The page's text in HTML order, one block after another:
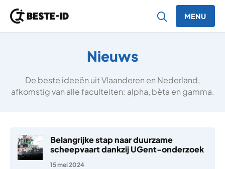
MENU
Nieuws
De beste ideeën uit Vlaanderen en Nederland,
afkomstig van alle faculteiten: alpha, bèta en gamma.
Belangrijke stap naar duurzame
scheepvaart dankzij UGent-onderzoek
15 mei 2024